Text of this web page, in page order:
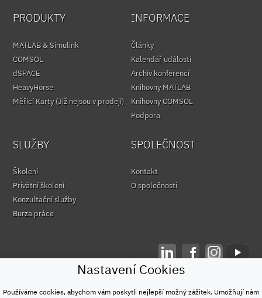
Nastavení Cookies
Používáme cookies, abychom vám poskytli nejlepší možný zážitek. Umožňují nám
PRODUKTY
MATLAB & Simulink
COMSOL
dSPACE
HeavyHorse
Měřicí Karty (Již nejsou v prodeji)
INFORMACE
Články
Kalendář událostí
Archiv konferencí
Knihovny MATLAB
Knihovny COMSOL
Podpora
SLUŽBY
Školení
Privátní školení
Konzultační služby
Burza práce
SPOLEČNOST
Kontakt
O společnosti
© HUMUSOFT 1991 - 2026 Ochrana osobních údajů